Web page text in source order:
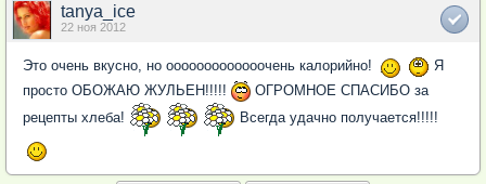
tanya_ice
22 ноя 2012
Это очень вкусно, но ооооооооооооочень калорийно!
Я
просто ОБОЖАЮ ЖУЛЬЕН!!!!!
ОГРОМНОЕ СПАСИБО за
рецепты хлеба!
Всегда удачно получается!!!!!